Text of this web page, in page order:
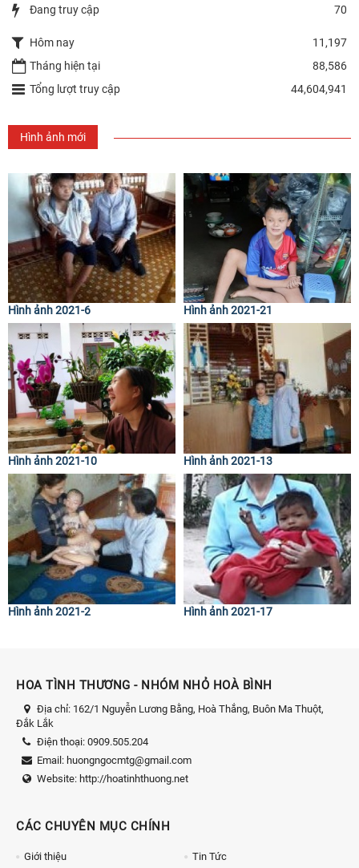
Đang truy cập 70
Hôm nay
11,197
Tháng hiện tại
88,586
Tổng lượt truy cập
44,604,941
Hình ảnh mới
Hình ảnh 2021-6 Hình ảnh 2021-21
Hình ảnh 2021-10 Hình ảnh 2021-13
Hình ảnh 2021-2 Hình ảnh 2021-17
HOA TÌNH THƯƠNG - NHÓM NHỎ HOÀ BÌNH
Địa chỉ: 162/1 Nguyễn Lương Bằng, Hoà Thắng, Buôn Ma Thuột,
Đắk Lắk
Điện thoại: 0909.505.204
Email: huongngocmtg@gmail.com
Website: http://hoatinhthuong.net
CÁC CHUYÊN MỤC CHÍNH
Giới thiệu Tin Tức